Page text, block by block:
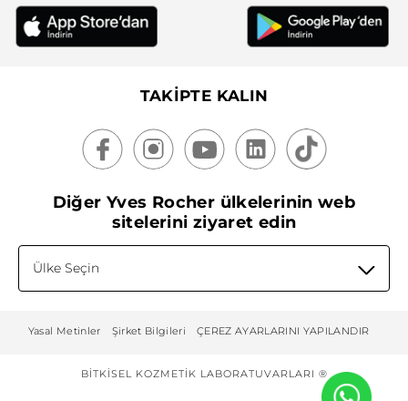
TAKİPTE KALIN
Diğer Yves Rocher ülkelerinin web
sitelerini ziyaret edin
Ülke Seçin
Yasal Metinler Şirket Bilgileri ÇEREZ AYARLARINI YAPILANDIR
BITKISEL KOZMETIK LABORATUVARLARI ®